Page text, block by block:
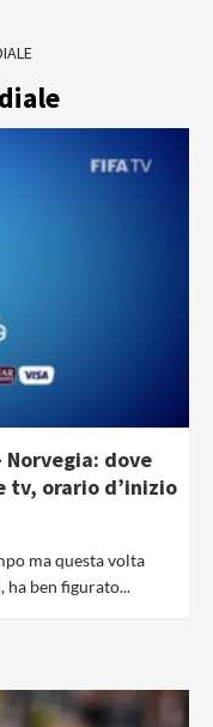
dove
orario d’inizio
ma questa volta
ha ben figurato...